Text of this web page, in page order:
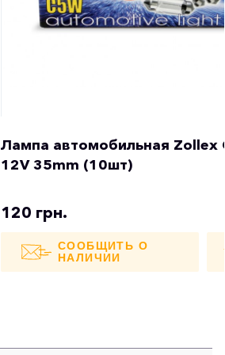
Лампа автомобильная Zollex
12V 35mm (10шт)
120 грн.
СООБЩИТЬ О
НАЛИЧИИ